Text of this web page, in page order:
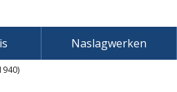
Naslagwerken